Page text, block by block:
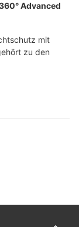
Advanced
mit
zu den